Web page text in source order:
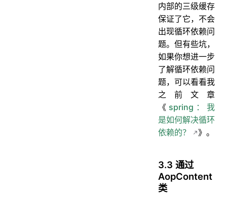
内部的三级缓存
保证了它，不会
出现循环依赖问
题。但有些坑，
如果你想进一步
了解循环依赖问
题，可以看看我
之前文章
《 spring：我
是如何解决循环
依赖的？
》。
3.3 通过
AopContent
类